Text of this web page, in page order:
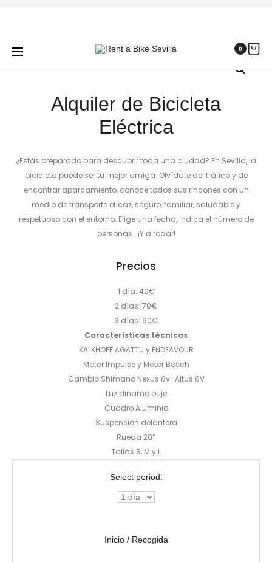
0
POR
SEVILLA
A
Alquiler de Bicicleta
Eléctrica
¿Estás preparado para descubrir toda una ciudad? En Sevilla, la
bicicleta puede ser tu mejor amiga. Olvídate del tráfico y de
encontrar aparcamiento, conoce todos sus rincones con un
medio de transporte eficaz, seguro, familiar, saludable y
respetuoso con el entorno. Elige una fecha, indica el número de
personas… ¡Y a rodar!
Precios
1 día: 40€
2 días: 70€
3 días: 90€
Características técnicas
KALKHOFF AGATTU y ENDEAVOUR
Motor Impulse y Motor Bosch
Cambio Shimano Nexus 8v · Altus 8V
Luz dinamo buje
Cuadro Aluminio
Suspensión delantera
Rueda 28”
Tallas S, M y L
Select period:
Inicio / Recogida